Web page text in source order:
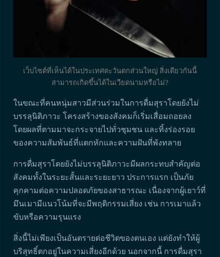
เว็บไซต์ที่เห็นได้ในประเทศตะวันตกส่วนใหญ่ สิ่งเดียวกันนี้
สามารถเกิดขึ้นได้ในเวียดนามหรือไม่?
ในขณะที่คนหนุ่มสาวมีส่วนร่วมในการดื่มสุราโดยยังไม่
บรรลุนิติภาวะ โครงสร้างของสังคมก็เริ่มเสื่อมถอยลง
โดยผลที่ตามมาจะกระจายไปทั่วชุมชน และทิ้งร่องรอย
ของความสัมพันธ์ที่แตกหักและความฝันที่พังทลาย
การดื่มสุราโดยยังไม่บรรลุนิติภาวะมีผลกระทบสำคัญต่อ
สังคมทั้งในระยะสั้นและระยะยาว ประการแรก เป็นภัย
คุกคามต่อความปลอดภัยของสาธารณะ เนื่องจากผู้เยาว์ที่
มึนเมามีแนวโน้มที่จะมีพฤติกรรมเสี่ยง เช่น การเมาแล้ว
ขับหรือความรุนแรง
สิ่งนี้ไม่เพียงเป็นอันตรายต่อชีวิตของตนเอง แต่ยังทำให้ผู้
บริสุทธิ์ตกอยู่ในความเสี่ยงอีกด้วย นอกจากนี้ การดื่มสุรา